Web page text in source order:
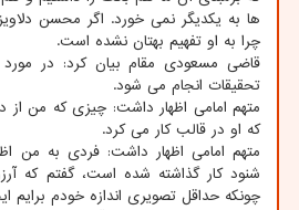
ها به یکدیگر نمی خورد. اگر محسن
چرا به او تفهیم بهتان نشده است.
قاضی مسعودی مقام بیان کرد: در مورد
تحقیقات انجام می شود.
متهم امامی اظهار داشت: چیزی که من از
که او در قالب کار می کرد.
متهم امامی اظهار داشت: فردی به من
شنود کار گذاشته شده است، گفتم که
چونکه حداقل تصویری اندازه خودم برایم